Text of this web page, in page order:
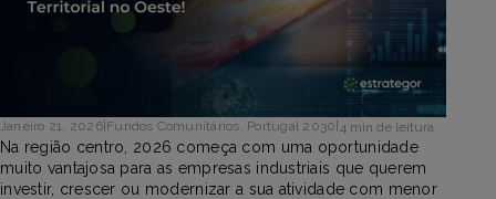
Janeiro 21, 2026| Fundos Comunitários Portugal 2030 4 min de leitura
Na região centro, 2026 começa com uma oportunidade
muito vantajosa para as empresas industriais que querem
investir, crescer ou modernizar a sua atividade com menor